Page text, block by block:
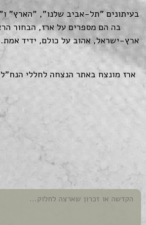
בעיתונים "תל-אביב שלנו", "הארץ"
בה הם מספרים על ארז, הבחור
ארץ-ישראל, אהוב על כולם, ידיד
ארז מונצח באתר הנצחה לחללי